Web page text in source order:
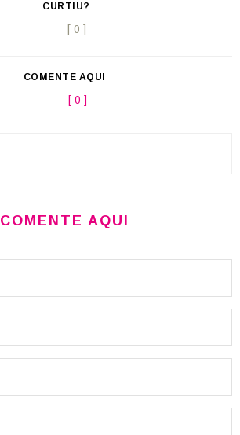
CURTIU?
[ 0 ]
COMENTE AQUI
[ 0 ]
COMENTE AQUI